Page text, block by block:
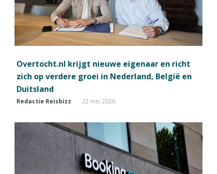
Overtocht.nl krijgt nieuwe eigenaar en richt
zich op verdere groei in Nederland, België en
Duitsland
Redactie Reisbizz 22 mei 2026